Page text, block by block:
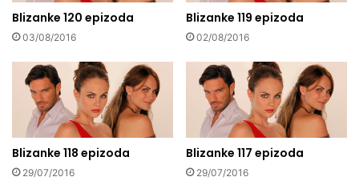
Blizanke 120 epizoda
03/08/2016
Blizanke 119 epizoda
02/08/2016
Blizanke 118 epizoda
29/07/2016
Blizanke 117 epizoda
29/07/2016